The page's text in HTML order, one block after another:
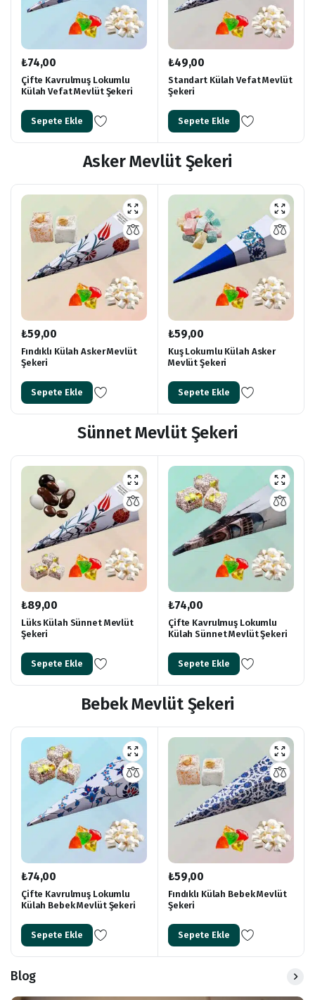
₺74,00
Çifte Kavrulmuş Lokumlu
Külah Vefat Mevlüt Şekeri
Sepete Ekle
₺49,00
Standart Külah Vefat Mevlüt
Şekeri
Sepete Ekle
Asker Mevlüt Şekeri
₺59,00
Fındıklı Külah Asker Mevlüt
Şekeri
Sepete Ekle
₺59,00
Kuş Lokumlu Külah Asker
Mevlüt Şekeri
Sepete Ekle
Sünnet Mevlüt Şekeri
₺89,00
Lüks Külah Sünnet Mevlüt
Şekeri
Sepete Ekle
₺74,00
Çifte Kavrulmuş Lokumlu
Külah Sünnet Mevlüt Şekeri
Sepete Ekle
Bebek Mevlüt Şekeri
₺74,00
Çifte Kavrulmuş Lokumlu
Külah Bebek Mevlüt Şekeri
Sepete Ekle
₺59,00
Fındıklı Külah Bebek Mevlüt
Şekeri
Sepete Ekle
Blog